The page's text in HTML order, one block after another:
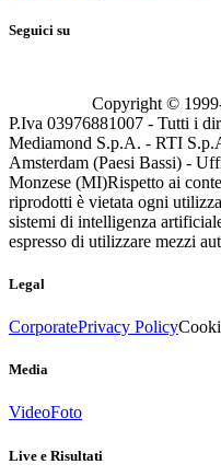
Seguici su
Copyright ©
P.Iva 03976881007 - Tutti i
Mediamond S.p.A. - RTI
Amsterdam (Paesi Bassi) -
Monzese (MI)Rispetto ai
riprodotti è vietata ogni
sistemi di intelligenza
espresso di utilizzare mezzi
Legal
CorporatePrivacy Policy
Media
VideoFoto
Live e Risultati